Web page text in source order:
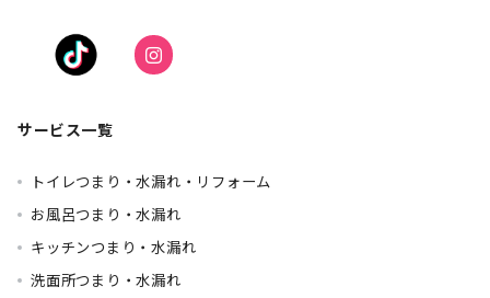
サービス一覧
トイレつまり・水漏れ・リフォーム
お風呂つまり・水漏れ
キッチンつまり・水漏れ
洗面所つまり・水漏れ